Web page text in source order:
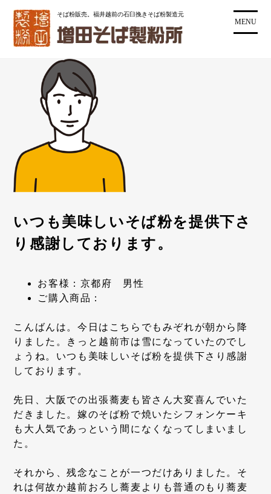
そば粉販売。福井越前の石臼挽きそば粉製造元
MENU
いつも美味しいそば粉を提供下さ
り感謝しております。
お客様：京都府 男性
ご購入商品：
こんばんは。今日はこちらでもみぞれが朝から降
りました。きっと越前市は雪になっていたのでし
ょうね。いつも美味しいそば粉を提供下さり感謝
しております。
先日、大阪での出張蕎麦も皆さん大変喜んでいた
だきました。嫁のそば粉で焼いたシフォンケーキ
も大人気であっという間になくなってしまいまし
た。
それから、残念なことが一つだけありました。そ
れは何故か越前おろし蕎麦よりも普通のもり蕎麦